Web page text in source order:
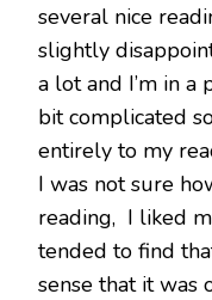
several nice
slightly
a lot and I’m in
bit complicated
entirely to my
I was not sure
reading, I liked
tended to find
sense that it was